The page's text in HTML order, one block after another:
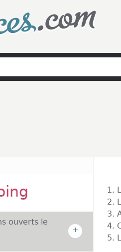
.com
ouverts le
+
1.
2.
3.
4.
5.